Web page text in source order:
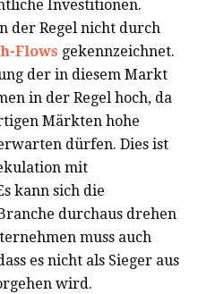
Investitionen.
der Regel nicht durch
Flows gekennzeichnet.
der in diesem Markt
in der Regel hoch, da
Märkten hohe
dürfen. Dies ist
mit
kann sich die
durchaus drehen
muss auch
es nicht als Sieger aus
wird.